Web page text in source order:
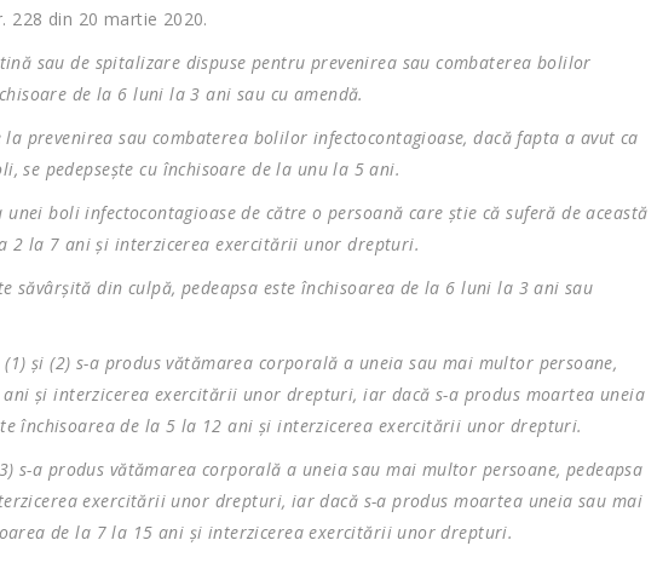
228 din 20 martie 2020.
sau de spitalizare dispuse pentru prevenirea sau combaterea bolilor
de la 6 luni la 3 ani sau cu amendă.
prevenirea sau combaterea bolilor infectocontagioase, dacă fapta a avut ca
se pedepseşte cu închisoare de la unu la 5 ani.
boli infectocontagioase de către o persoană care ştie că suferă de această
2 la 7 ani şi interzicerea exercitării unor drepturi.
săvârşită din culpă, pedeapsa este închisoarea de la 6 luni la 3 ani sau
şi (2) s-a produs vătămarea corporală a uneia sau mai multor persoane,
şi interzicerea exercitării unor drepturi, iar dacă s-a produs moartea uneia
închisoarea de la 5 la 12 ani şi interzicerea exercitării unor drepturi.
s-a produs vătămarea corporală a uneia sau mai multor persoane, pedeapsa
exercitării unor drepturi, iar dacă s-a produs moartea uneia sau mai
de la 7 la 15 ani şi interzicerea exercitării unor drepturi.